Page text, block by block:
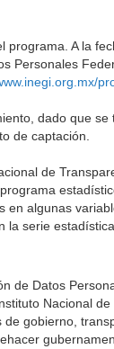
A la
Personales
dado que
de captación.
de
algunas
la serie
de Datos
Nacional de
gobierno,